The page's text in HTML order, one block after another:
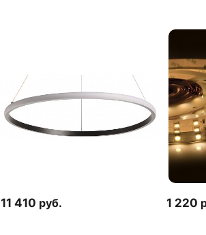
11 410 руб. 1 220